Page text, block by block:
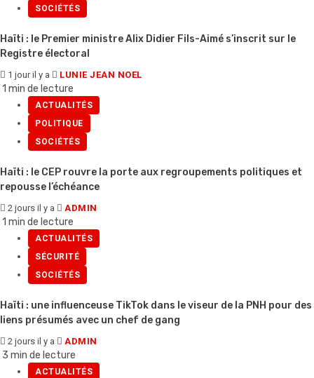
SOCIÉTÉS
Haïti : le Premier ministre Alix Didier Fils-Aimé s’inscrit sur le
Registre électoral
1 jour il y a LUNIE JEAN NOEL
1 min de lecture
ACTUALITÉS
POLITIQUE
SOCIÉTÉS
Haïti : le CEP rouvre la porte aux regroupements politiques et
repousse l’échéance
2 jours il y a ADMIN
1 min de lecture
ACTUALITÉS
SÉCURITÉ
SOCIÉTÉS
Haïti : une influenceuse TikTok dans le viseur de la PNH pour des
liens présumés avec un chef de gang
2 jours il y a ADMIN
3 min de lecture
ACTUALITÉS